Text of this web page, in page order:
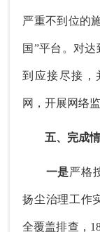
严重不到位的
国”平台。对
到应接尽接，
网，开展网络
五、完成情
一是严格
扬尘治理工作
全覆盖排查，